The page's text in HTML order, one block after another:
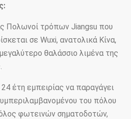
Πολωνοί τρόπων Jiangsu που
σε Wuxi, ανατολικά Κίνα,
θαλάσσιο λιμένα της
έτη εμπειρίας να παραγάγει
του πόλου
φωτεινών σηματοδοτών,